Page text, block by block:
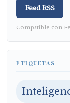
Feed RSS
Compatible con
ETIQUETAS